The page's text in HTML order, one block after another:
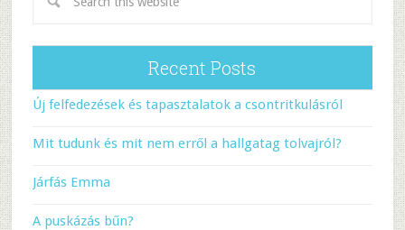
Recent Posts
Új felfedezések és tapasztalatok a csontritkulásról
Mit tudunk és mit nem erről a hallgatag tolvajról?
Járfás Emma
A puskázás bűn?